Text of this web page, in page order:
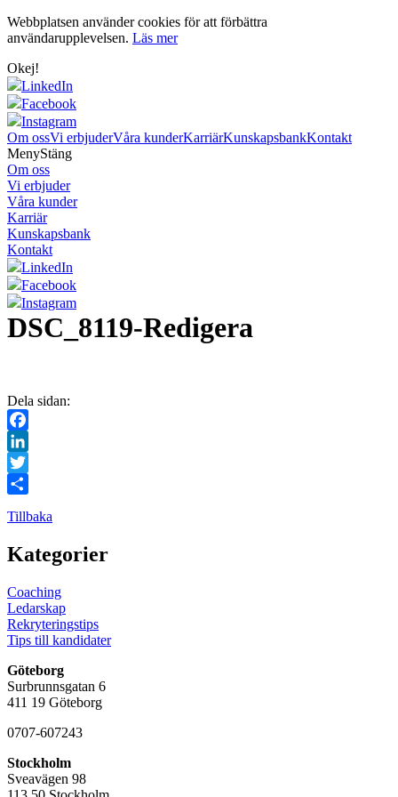
Webbplatsen använder cookies för att förbättra
användarupplevelsen. Läs mer
Okej!
LinkedIn
Facebook
Instagram
Om ossVi erbjuderVåra kunderKarriärKunskapsbankKontakt
MenyStäng
Om oss
Vi erbjuder
Våra kunder
Karriär
Kunskapsbank
Kontakt
LinkedIn
Facebook
Instagram
DSC_8119-Redigera
Dela sidan:
Facebook
LinkedIn
Twitter
Tillbaka
Kategorier
Coaching
Ledarskap
Rekryteringstips
Tips till kandidater
Göteborg
Surbrunnsgatan 6
411 19 Göteborg
0707-607243
Stockholm
Sveavägen 98